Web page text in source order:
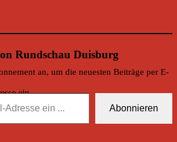
Rundschau Duisburg
an, um die neuesten Beiträge per E-
ein ...
Abonnieren